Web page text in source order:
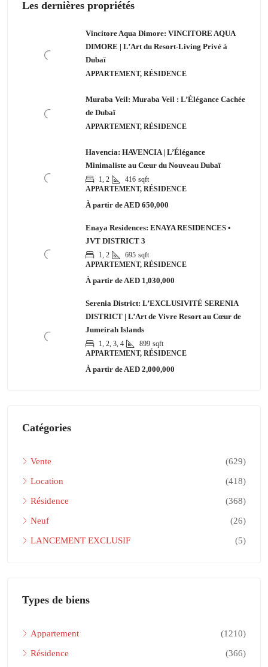
Les dernières propriétés
Vincitore Aqua Dimore: VINCITORE AQUA
DIMORE | L’Art du Resort-Living Privé à
Dubaï
APPARTEMENT, RÉSIDENCE
Muraba Veil: Muraba Veil : L’Élégance Cachée
de Dubaï
APPARTEMENT, RÉSIDENCE
Havencia: HAVENCIA | L’Élégance
Minimaliste au Cœur du Nouveau Dubaï
1, 2 416 sqft
APPARTEMENT, RÉSIDENCE
À partir de AED 650,000
Enaya Residences: ENAYA RESIDENCES •
JVT DISTRICT 3
1, 2 695 sqft
APPARTEMENT, RÉSIDENCE
À partir de AED 1,030,000
Serenia District: L’EXCLUSIVITÉ SERENIA
DISTRICT | L’Art de Vivre Resort au Cœur de
Jumeirah Islands
1, 2, 3, 4 899 sqft
APPARTEMENT, RÉSIDENCE
À partir de AED 2,000,000
Catégories
Vente (629)
Location (418)
Résidence (368)
Neuf (26)
LANCEMENT EXCLUSIF (5)
Types de biens
Appartement (1210)
Résidence (366)